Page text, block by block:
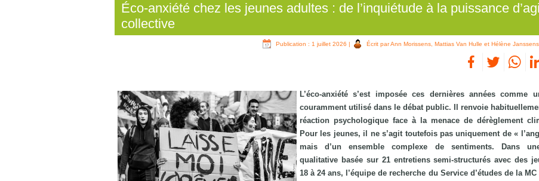
Éco-anxiété chez les jeunes adultes : de l’inquiétude à la puissance
collective
Publication : 1 juillet 2026 | Écrit par Ann Morissens, Mattias Van Hulle et Hélène Janssens
L’éco‑anxiété s’est imposée ces dernières années comme
couramment utilisé dans le débat public. Il renvoie
réaction psychologique face à la menace de dérèglement
Pour les jeunes, il ne s’agit toutefois pas uniquement de «
mais d’un ensemble complexe de sentiments. Dans
qualitative basée sur 21 entretiens semi‑structurés avec des
18 à 24 ans, l’équipe de recherche du Service d’études de la